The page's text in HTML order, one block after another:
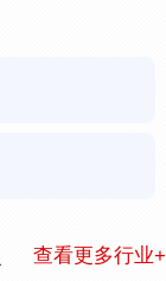
查看更多行业+